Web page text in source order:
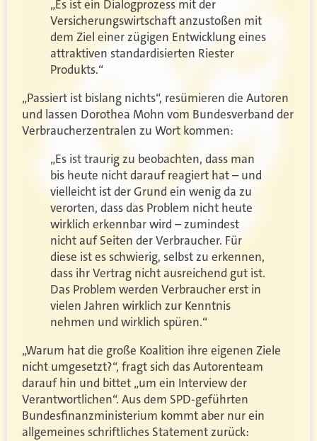
„Es ist ein Dialogprozess mit der
Versicherungswirtschaft anzustoßen mit
dem Ziel einer zügigen Entwicklung eines
attraktiven standardisierten Riester
Produkts.“
„Passiert ist bislang nichts“, resümieren die Autoren
und lassen Dorothea Mohn vom Bundesverband der
Verbraucherzentralen zu Wort kommen:
„Es ist traurig zu beobachten, dass man
bis heute nicht darauf reagiert hat – und
vielleicht ist der Grund ein wenig da zu
verorten, dass das Problem nicht heute
wirklich erkennbar wird – zumindest
nicht auf Seiten der Verbraucher. Für
diese ist es schwierig, selbst zu erkennen,
dass ihr Vertrag nicht ausreichend gut ist.
Das Problem werden Verbraucher erst in
vielen Jahren wirklich zur Kenntnis
nehmen und wirklich spüren.“
„Warum hat die große Koalition ihre eigenen Ziele
nicht umgesetzt?“, fragt sich das Autorenteam
darauf hin und bittet „um ein Interview der
Verantwortlichen“. Aus dem SPD-geführten
Bundesfinanzministerium kommt aber nur ein
allgemeines schriftliches Statement zurück: